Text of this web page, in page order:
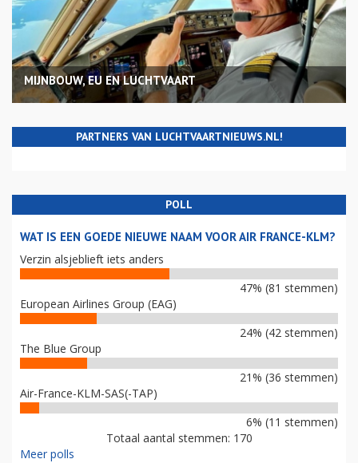
MIJNBOUW, EU EN LUCHTVAART
PARTNERS VAN LUCHTVAARTNIEUWS.NL!
POLL
WAT IS EEN GOEDE NIEUWE NAAM VOOR AIR FRANCE-KLM?
Verzin alsjeblieft iets anders
47% (81 stemmen)
European Airlines Group (EAG)
24% (42 stemmen)
The Blue Group
21% (36 stemmen)
Air-France-KLM-SAS(-TAP)
6% (11 stemmen)
Totaal aantal stemmen: 170
Meer polls